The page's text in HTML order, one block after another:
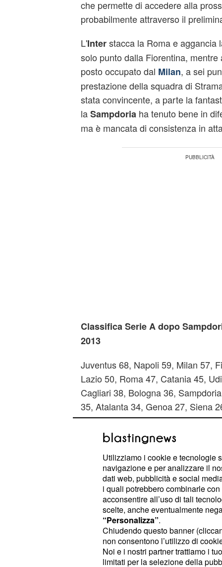
che permette di accedere alla
probabilmente attraverso il
L'Interstacca la Roma e aggancia
solo punto dalla Fiorentina,
posto occupato dal Milan, a sei
prestazione della squadra di
stata convincente, a parte la
laSampdoria ha tenuto bene in
ma è mancata di consistenza in
Classifica Serie A dopo
2013
Juventus 68, Napoli 59, Milan 57,
Lazio 50, Roma 47, Catania 45,
Cagliari 38, Bologna 36,
35, Atalanta 34, Genoa 27, Siena
21.
Il campionato riprenderà con le
uno sguardo veloce aipronostici
di Serie A.
Sabato due anticipi: alle 18:00
squalifiche e la vigilia imminente
potrebbero distrarre i bianconeri,
pronostico 1-1. Alle ore 20:45,
auspicabile un pareggio che
Utilizziamo i cookie e tecnologie
navigazione e per analizzare il
dati web, pubblicità e social
i quali potrebbero combinarle
acconsentire all’uso di tali
scelte, anche eventualmente
“Personalizza”.
Chiudendo questo banner
non consentono l’utilizzo di
Noi e i nostri partner trattiamo i
limitati per la selezione della